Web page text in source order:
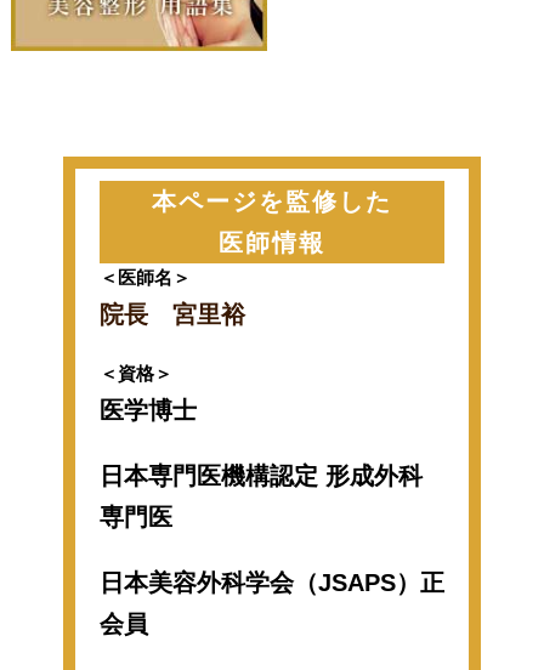
本ページを監修した
医師情報
＜医師名＞
院長 宮里裕
＜資格＞
医学博士
日本専門医機構認定 形成外科
専門医
日本美容外科学会（JSAPS）正
会員